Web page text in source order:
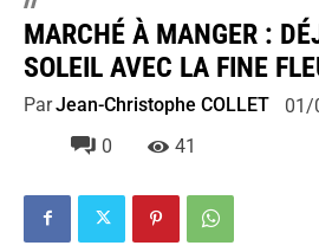
MARCHÉ À MANGER :
SOLEIL AVEC LA FINE
ParJean-Christophe COLLET
01/
0
41